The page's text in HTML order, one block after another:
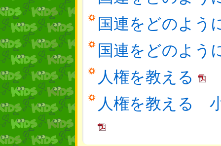
国連をどのよう
国連をどのよう
人権を教える
人権を教える